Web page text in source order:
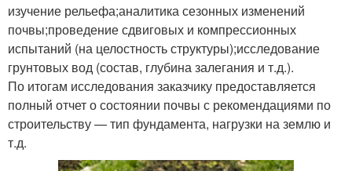
изучение рельефа;аналитика сезонных изменений
почвы;проведение сдвиговых и компрессионных
испытаний (на целостность структуры);исследование
грунтовых вод (состав, глубина залегания и т.д.).
По итогам исследования заказчику предоставляется
полный отчет о состоянии почвы с рекомендациями по
строительству — тип фундамента, нагрузки на землю и
т.д.